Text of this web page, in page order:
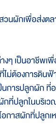
กเพื่อส่งตล
งๆ เป็นอาชีพเ
ม่ต้องการดินฟ้
การปลูกผัก ที่อ
ที่ปลูกในบริเว
อกาสผักที่ปลูก